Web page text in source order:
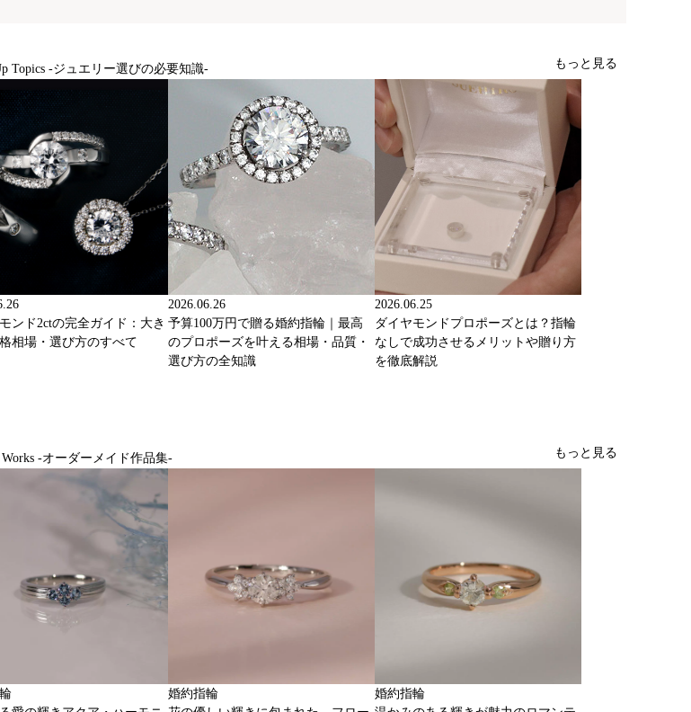
Topics -ジュエリー選びの必要知識- もっと見る
ンド2ctの完全ガイド：大き
相場・選び方のすべて
2026.06.26
予算100万円で贈る婚約指輪｜最高
のプロポーズを叶える相場・品質・
選び方の全知識
2026.06.25
ダイヤモンドプロポーズとは？指輪
なしで成功させるメリットや贈り方
を徹底解説
Works -オーダーメイド作品集- もっと見る
婚約指輪
婚約指輪